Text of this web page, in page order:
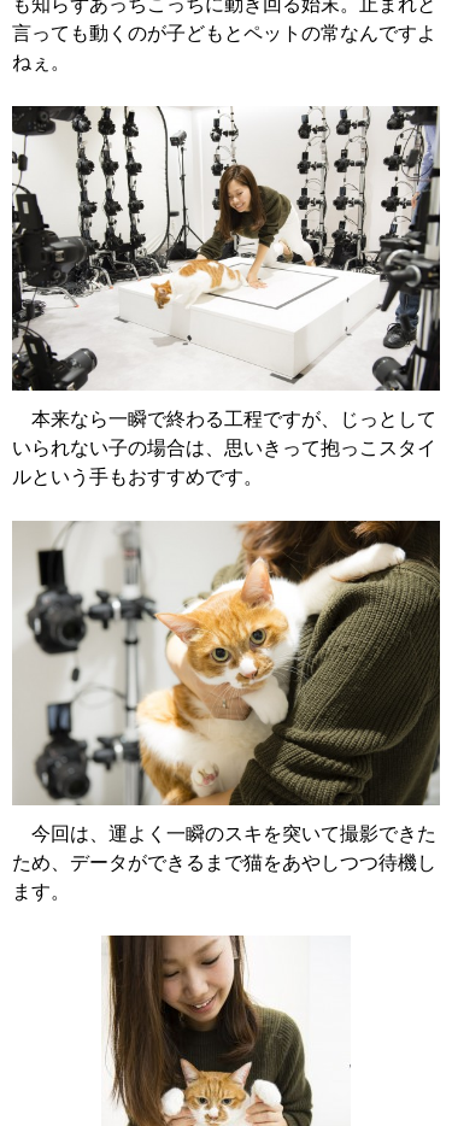
言っても動くのが子どもとペットの常なんですよ
ねぇ。
本来なら一瞬で終わる工程ですが、じっとして
いられない子の場合は、思いきって抱っこスタイ
ルという手もおすすめです。
今回は、運よく一瞬のスキを突いて撮影できた
ため、データができるまで猫をあやしつつ待機し
ます。